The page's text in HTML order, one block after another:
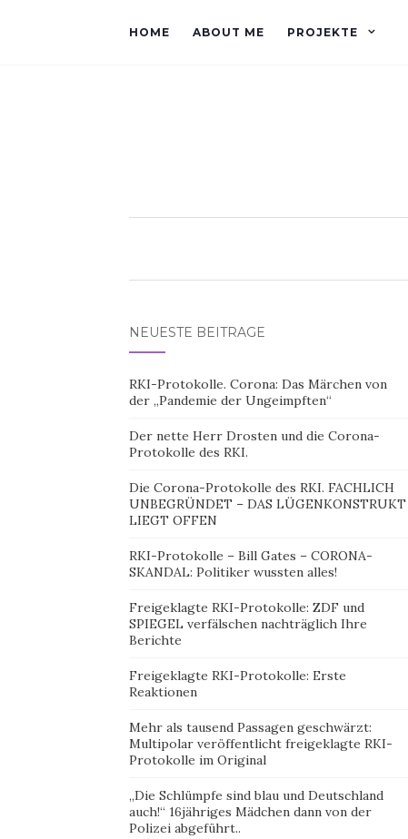
HOME ABOUT ME PROJEKTE
NEUESTE BEITRÄGE
RKI-Protokolle. Corona: Das Märchen von
der „Pandemie der Ungeimpften“
Der nette Herr Drosten und die Corona-
Protokolle des RKI.
Die Corona-Protokolle des RKI. FACHLICH
UNBEGRÜNDET – DAS LÜGENKONSTRUKT
LIEGT OFFEN
RKI-Protokolle – Bill Gates – CORONA-
SKANDAL: Politiker wussten alles!
Freigeklagte RKI-Protokolle: ZDF und
SPIEGEL verfälschen nachträglich Ihre
Berichte
Freigeklagte RKI-Protokolle: Erste
Reaktionen
Mehr als tausend Passagen geschwärzt:
Multipolar veröffentlicht freigeklagte RKI-
Protokolle im Original
„Die Schlümpfe sind blau und Deutschland
auch!“ 16jähriges Mädchen dann von der
Polizei abgeführt..